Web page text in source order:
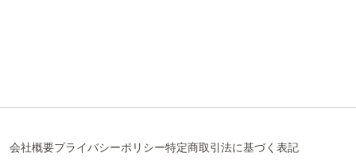
会社概要プライバシーポリシー特定商取引法に基づく表記